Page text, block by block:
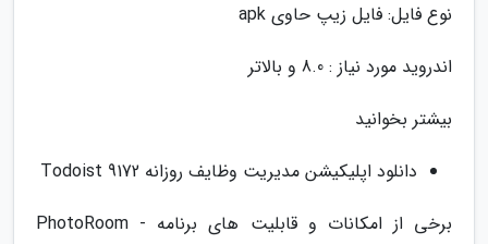
نوع فایل: فایل زیپ حاوی apk
اندروید مورد نیاز : 8.0 و بالاتر
بیشتر بخوانید
دانلود اپلیکیشن مدیریت وظایف روزانه Todoist 9172
برخی از امکانات و قابلیت های برنامه PhotoRoom -